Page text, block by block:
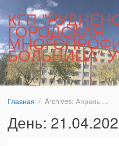
КГП
ГОРОДСКАЯ
БОЛЬНИЦА"
Главная Archives: Апрель 2023
День: